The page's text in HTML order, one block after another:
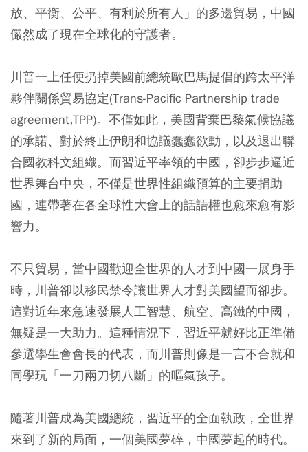
放、平衡、公平、有利於所有人」的多邊貿易，中國
儼然成了現在全球化的守護者。
川普一上任便扔掉美國前總統歐巴馬提倡的跨太平洋
夥伴關係貿易協定(Trans-Pacific Partnership trade
agreement,TPP)。不僅如此，美國背棄巴黎氣候協議
的承諾、對於終止伊朗和協議蠢蠢欲動，以及退出聯
合國教科文組織。而習近平率領的中國，卻步步逼近
世界舞台中央，不僅是世界性組織預算的主要捐助
國，連帶著在各全球性大會上的話語權也愈來愈有影
響力。
不只貿易，當中國歡迎全世界的人才到中國一展身手
時，川普卻以移民禁令讓世界人才對美國望而卻步。
這對近年來急速發展人工智慧、航空、高鐵的中國，
無疑是一大助力。這種情況下，習近平就好比正準備
參選學生會會長的代表，而川普則像是一言不合就和
同學玩「一刀兩刀切八斷」的嘔氣孩子。
隨著川普成為美國總統，習近平的全面執政，全世界
來到了新的局面，一個美國夢碎，中國夢起的時代。